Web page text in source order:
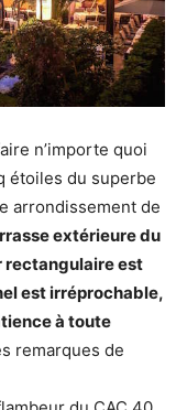
n’importe quoi
étoiles du superbe
arrondissement de
extérieure du
rectangulaire est
est irréprochable,
à toute
remarques de